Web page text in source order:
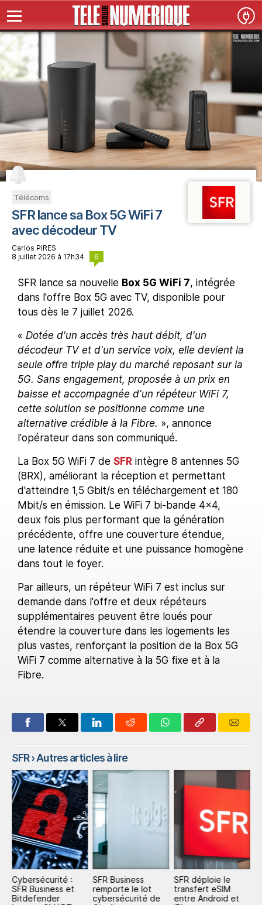
Télécoms
SFR lance sa Box 5G WiFi 7
avec décodeur TV
Carlos PIRES
8 juillet 2026 à 17h34
6
SFR lance sa nouvelle Box 5G WiFi 7, intégrée
dans l'offre Box 5G avec TV, disponible pour
tous dès le 7 juillet 2026.
« Dotée d'un accès très haut débit, d'un
décodeur TV et d'un service voix, elle devient la
seule offre triple play du marché reposant sur la
5G. Sans engagement, proposée à un prix en
baisse et accompagnée d'un répéteur WiFi 7,
cette solution se positionne comme une
alternative crédible à la Fibre. », annonce
l'opérateur dans son communiqué.
La Box 5G WiFi 7 de SFR intègre 8 antennes 5G
(8RX), améliorant la réception et permettant
d'atteindre 1,5 Gbit/s en téléchargement et 180
Mbit/s en émission. Le WiFi 7 bi-bande 4x4,
deux fois plus performant que la génération
précédente, offre une couverture étendue,
une latence réduite et une puissance homogène
dans tout le foyer.
Par ailleurs, un répéteur WiFi 7 est inclus sur
demande dans l'offre et deux répéteurs
supplémentaires peuvent être loués pour
étendre la couverture dans les logements les
plus vastes, renforçant la position de la Box 5G
WiFi 7 comme alternative à la 5G fixe et à la
Fibre.
SFR› Autres articles à lire
Cybersécurité :
SFR Business et
Bitdefender
SFR Business
remporte le lot
cybersécurité de
SFR déploie le
transfert eSIM
entre Android et